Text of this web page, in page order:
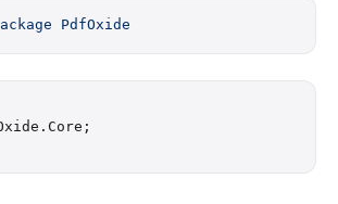
PdfOxide